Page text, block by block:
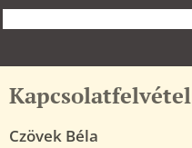
Kapcsolatfelvétel
Czövek Béla